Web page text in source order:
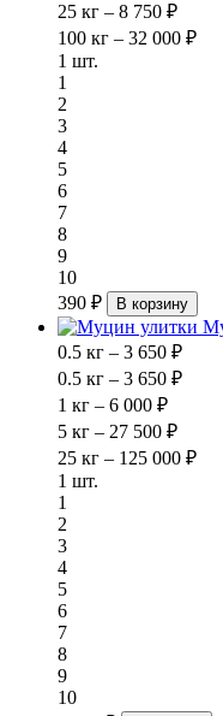
25 кг – 8 750 ₽
100 кг – 32 000 ₽
1 шт.
1
2
3
4
5
6
7
8
9
10
390 ₽
В корзину
0.5 кг – 3 650 ₽
0.5 кг – 3 650 ₽
1 кг – 6 000 ₽
5 кг – 27 500 ₽
25 кг – 125 000 ₽
1 шт.
1
2
3
4
5
6
7
8
9
10